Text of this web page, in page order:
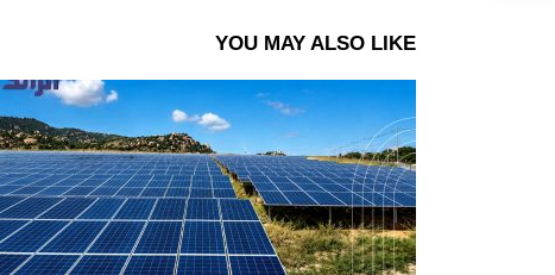
YOU MAY ALSO LIKE